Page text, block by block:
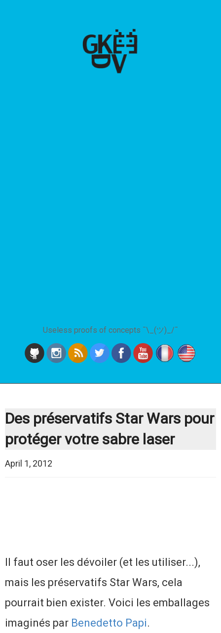
Useless proofs of concepts ¯\_(ツ)_/¯
Des préservatifs Star Wars pour
protéger votre sabre laser
April 1, 2012
Il faut oser les dévoiler (et les utiliser...),
mais les préservatifs Star Wars, cela
pourrait bien exister. Voici les emballages
imaginés par Benedetto Papi.